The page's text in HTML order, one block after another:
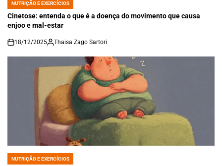
POSTED
IN
NUTRIÇÃO E EXERCÍCIOS
Cinetose: entenda o que é a doença do movimento que causa
enjoo e mal-estar
on
18/12/2025 Thaisa Zago Sartori
POSTED
NUTRIÇÃO E EXERCÍCIOS